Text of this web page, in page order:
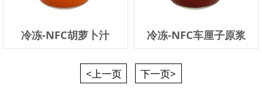
冷冻-NFC胡萝卜汁 冷冻-NFC车厘子原浆
<上一页 下一页>